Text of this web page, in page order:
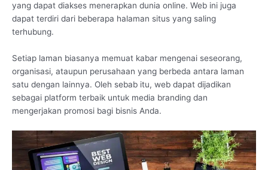
yang dapat diakses menerapkan dunia online. Web ini juga
dapat terdiri dari beberapa halaman situs yang saling
terhubung.
Setiap laman biasanya memuat kabar mengenai seseorang,
organisasi, ataupun perusahaan yang berbeda antara laman
satu dengan lainnya. Oleh sebab itu, web dapat dijadikan
sebagai platform terbaik untuk media branding dan
mengerjakan promosi bagi bisnis Anda.